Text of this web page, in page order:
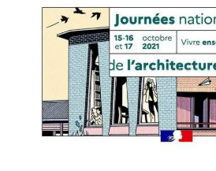
De
L’Architecture
De
Guadeloupe